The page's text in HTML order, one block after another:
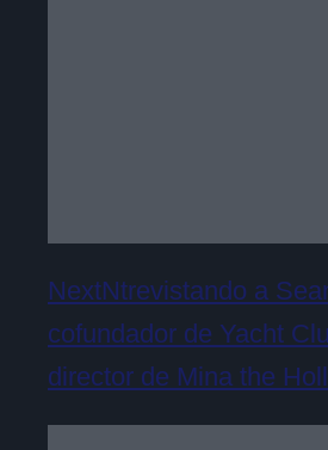
NextNtrevistando a
cofundador de Yacht
director de Mina the